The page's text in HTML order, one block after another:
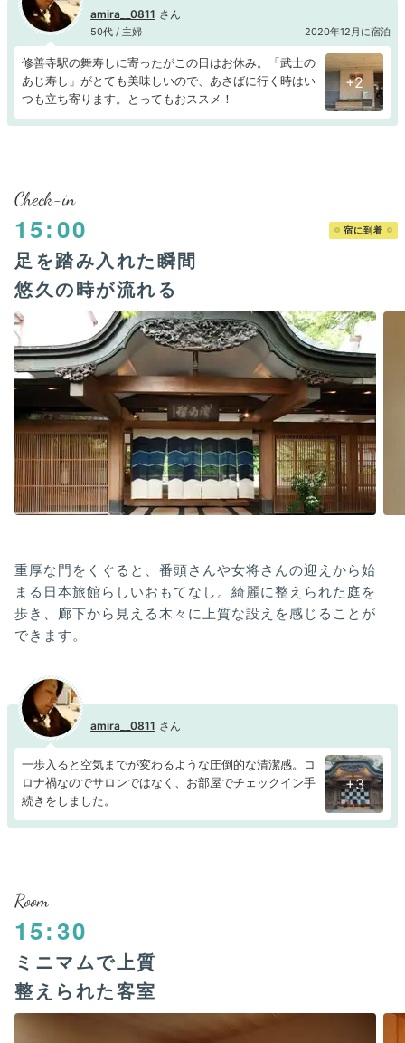
amira__0811
50代 / 主婦 2020年12月に宿泊
修善寺駅の舞寿しに寄ったがこの日はお休み。「武士の
あじ寿し」がとても美味しいので、あさばに行く時はい
つも立ち寄ります。とってもおススメ！
+2
Check-in
15:00 宿に到着
足を踏み入れた瞬間
悠久の時が流れる
重厚な門をくぐると、番頭さんや女将さんの迎えから始
まる日本旅館らしいおもてなし。綺麗に整えられた庭を
歩き、廊下から見える木々に上質な設えを感じることが
できます。
amira__0811
一歩入ると空気までが変わるような圧倒的な清潔感。コ
ロナ禍なのでサロンではなく、お部屋でチェックイン手
続きをしました。
+3
Room
15:30
ミニマムで上質
整えられた客室